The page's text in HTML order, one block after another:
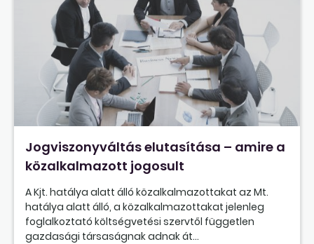
Jogviszonyváltás elutasítása – amire a
közalkalmazott jogosult
A Kjt. hatálya alatt álló közalkalmazottakat az Mt.
hatálya alatt álló, a közalkalmazottakat jelenleg
foglalkoztató költségvetési szervtől független
gazdasági társaságnak adnak át...